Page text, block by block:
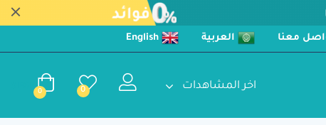
معنا العربية English
اخر المشاهدات 0
0